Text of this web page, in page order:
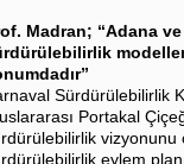
Madran; “Adana
Sürdürülebilirlik
Portakal
vizyonunu
eylem